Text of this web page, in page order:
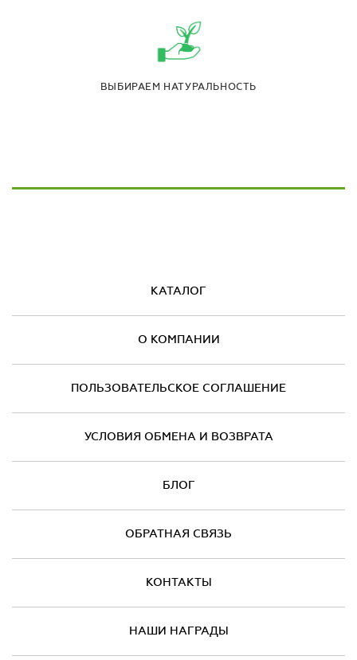
ВЫБИРАЕМ НАТУРАЛЬНОСТЬ
КАТАЛОГ
О КОМПАНИИ
ПОЛЬЗОВАТЕЛЬСКОЕ СОГЛАШЕНИЕ
УСЛОВИЯ ОБМЕНА И ВОЗВРАТА
БЛОГ
ОБРАТНАЯ СВЯЗЬ
КОНТАКТЫ
НАШИ НАГРАДЫ